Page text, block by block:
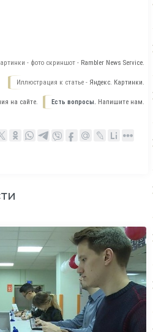
- фото скриншот - Rambler News Service.
Иллюстрация к статье - Яндекс. Картинки.
Есть вопросы. Напишите нам.
на сайте.